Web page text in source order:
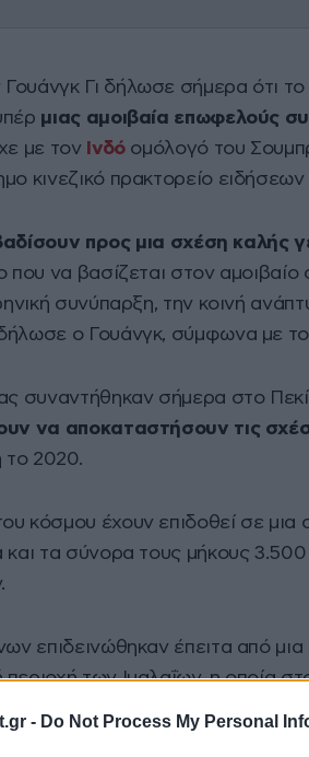
- Do Not Process My Personal
Γι δήλωσε σήμερα ότι το
μιας αμοιβαία επωφελούς
με τον Ινδό ομόλογό του
κινεζικό πρακτορείο ειδήσεων
προς μια σχέση καλής
να βασίζεται στον αμοιβαίο
συνύπαρξη, την κοινή
ο Γουάνγκ, σύμφωνα με
συναντήθηκαν σήμερα στο
να αποκαταστήσουν τις
το 2020.
κόσμου έχουν επιδοθεί σε μια
τα σύνορα τους μήκους 3.500
επιδεινώθηκαν έπειτα από μια
των Ιμαλαΐων, η οποία
και τέσσερις Κινέζους. Τον
περιπολίες στις